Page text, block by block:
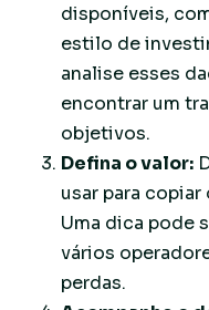
disponíveis,
estilo de
analise esses
encontrar um
objetivos.
Defina o valor:
usar para
Uma dica pode
vários
perdas.